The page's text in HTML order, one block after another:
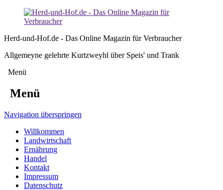
Herd-und-Hof.de - Das Online Magazin für Verbraucher
Allgemeyne gelehrte Kurtzweyhl über Speis' und Trank
Menü
Menü
Navigation überspringen
Willkommen
Landwirtschaft
Ernährung
Handel
Kontakt
Impressum
Datenschutz